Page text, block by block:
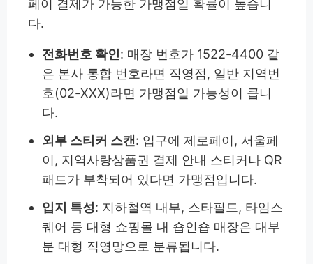
페이 결제가 가능한 가맹점일 확률이 높습니
다.
전화번호 확인: 매장 번호가 1522-4400 같
은 본사 통합 번호라면 직영점, 일반 지역번
호(02-XXX)라면 가맹점일 가능성이 큽니
다.
외부 스티커 스캔 : 입구에 제로페이, 서울페
이, 지역사랑상품권 결제 안내 스티커나 QR
패드가 부착되어 있다면 가맹점입니다.
입지 특성: 지하철역 내부, 스타필드, 타임스
퀘어 등 대형 쇼핑몰 내 숍인숍 매장은 대부
분 대형 직영망으로 분류됩니다.